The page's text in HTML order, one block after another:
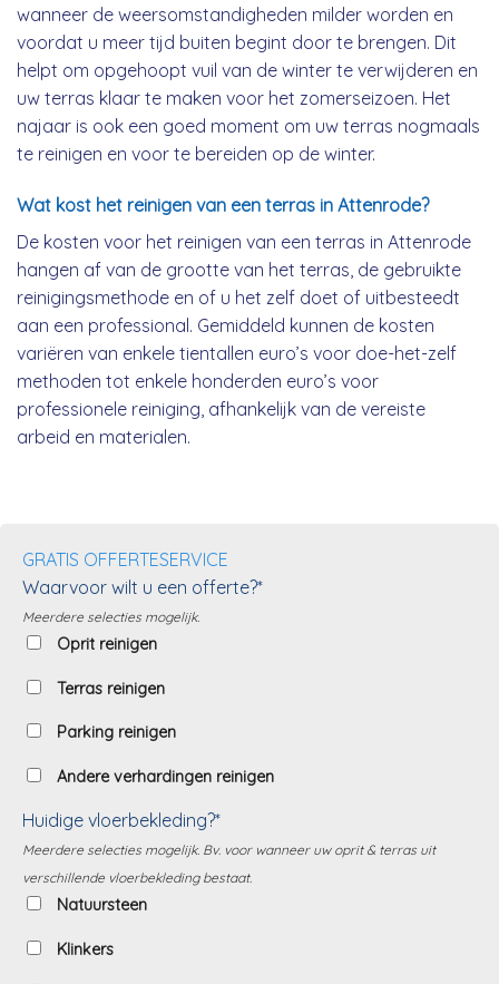
wanneer de weersomstandigheden milder worden en
voordat u meer tijd buiten begint door te brengen. Dit
helpt om opgehoopt vuil van de winter te verwijderen en
uw terras klaar te maken voor het zomerseizoen. Het
najaar is ook een goed moment om uw terras nogmaals
te reinigen en voor te bereiden op de winter.
Wat kost het reinigen van een terras in Attenrode?
De kosten voor het reinigen van een terras in Attenrode
hangen af van de grootte van het terras, de gebruikte
reinigingsmethode en of u het zelf doet of uitbesteedt
aan een professional. Gemiddeld kunnen de kosten
variëren van enkele tientallen euro’s voor doe-het-zelf
methoden tot enkele honderden euro’s voor
professionele reiniging, afhankelijk van de vereiste
arbeid en materialen.
GRATIS OFFERTESERVICE
Waarvoor wilt u een offerte?*
Meerdere selecties mogelijk.
Oprit reinigen
Terras reinigen
Parking reinigen
Andere verhardingen reinigen
Huidige vloerbekleding?*
Meerdere selecties mogelijk. Bv. voor wanneer uw oprit & terras uit
verschillende vloerbekleding bestaat.
Natuursteen
Klinkers